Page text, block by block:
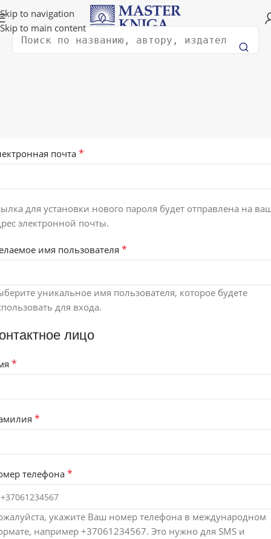
Skip to navigation
Skip to main content
Доставка в любую страну мира!
Поиск
почта *
для установки нового пароля будет отправлена ​​на
электронной почты.
имя пользователя *
уникальное имя пользователя, которое будете
для входа.
лицо
*
*
телефона *
укажите Ваш номер телефона в международном
например +37061234567. Это нужно для SMS и